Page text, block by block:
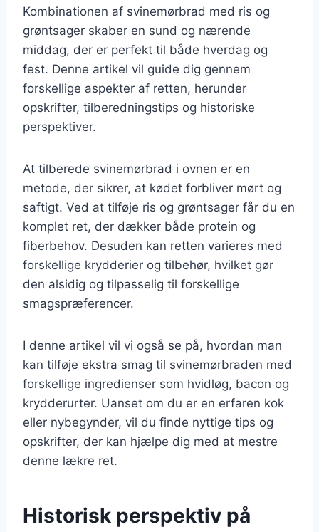
Kombinationen af svinemørbrad med ris og
grøntsager skaber en sund og nærende
middag, der er perfekt til både hverdag og
fest. Denne artikel vil guide dig gennem
forskellige aspekter af retten, herunder
opskrifter, tilberedningstips og historiske
perspektiver.
At tilberede svinemørbrad i ovnen er en
metode, der sikrer, at kødet forbliver mørt og
saftigt. Ved at tilføje ris og grøntsager får du en
komplet ret, der dækker både protein og
fiberbehov. Desuden kan retten varieres med
forskellige krydderier og tilbehør, hvilket gør
den alsidig og tilpasselig til forskellige
smagspræferencer.
I denne artikel vil vi også se på, hvordan man
kan tilføje ekstra smag til svinemørbraden med
forskellige ingredienser som hvidløg, bacon og
krydderurter. Uanset om du er en erfaren kok
eller nybegynder, vil du finde nyttige tips og
opskrifter, der kan hjælpe dig med at mestre
denne lækre ret.
Historisk perspektiv på